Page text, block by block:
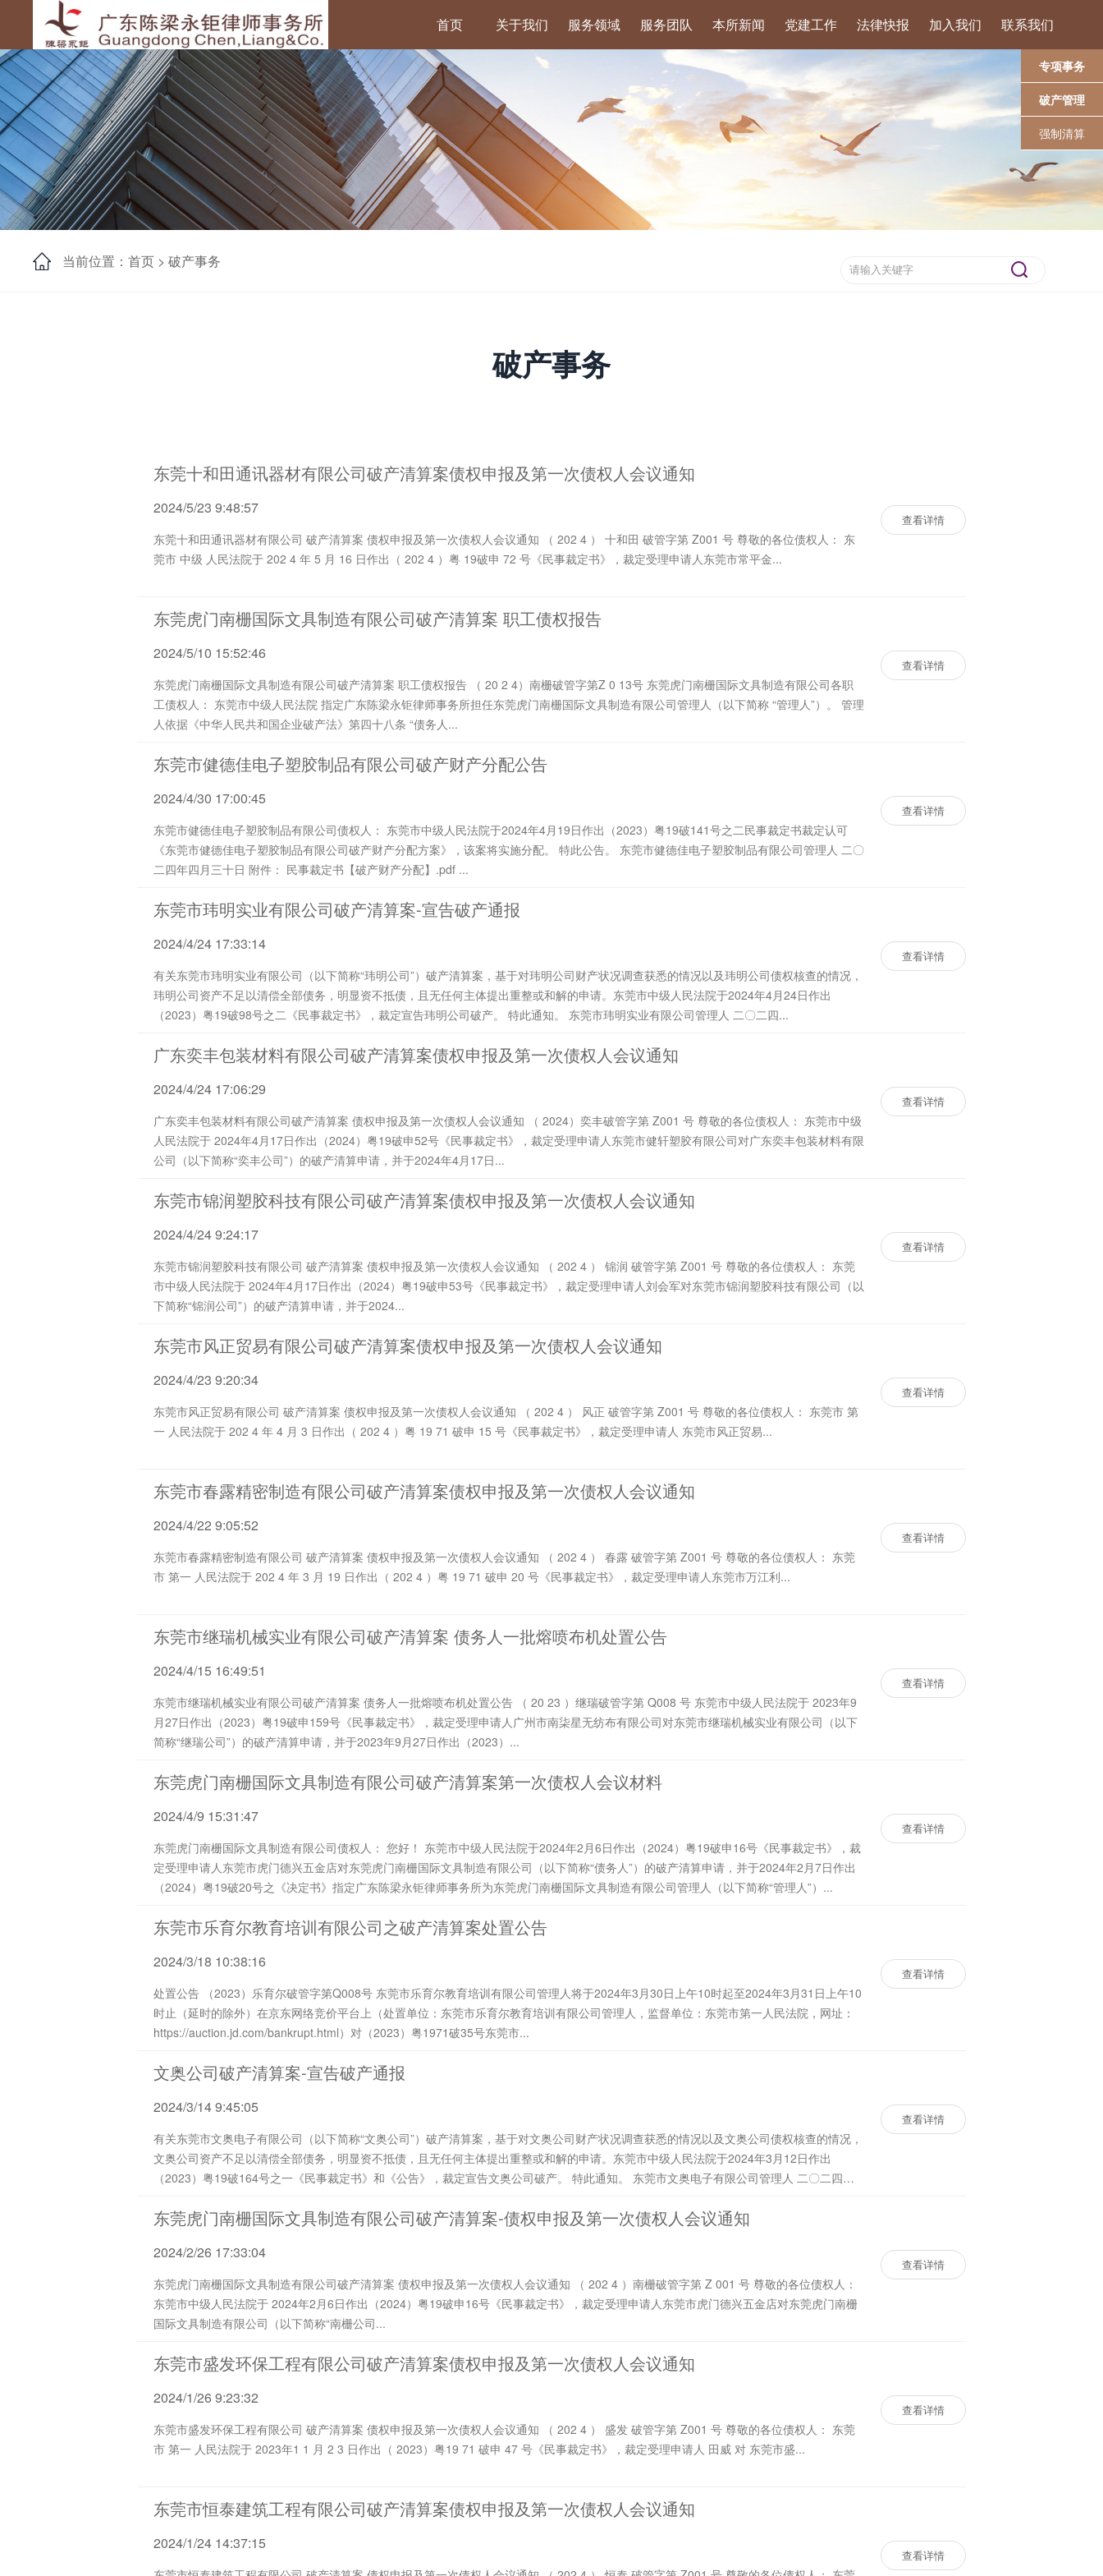
首页 关于我们 服务领域 服务团队 本所新闻 党建工作 法律快报 加入我们 联系我们
专项事务
破产管理
强制清算
当前位置：首页 > 破产事务
破产事务
东莞十和田通讯器材有限公司破产清算案债权申报及第一次债权人会议通知
2024/5/23 9:48:57
东莞十和田通讯器材有限公司 破产清算案 债权申报及第一次债权人会议通知 （ 202 4 ） 十和田 破管字第 Z001 号 尊敬的各位债权人： 东
莞市 中级 人民法院于 202 4 年 5 月 16 日作出（ 202 4 ）粤 19破申 72 号《民事裁定书》，裁定受理申请人东莞市常平金...
查看详情
东莞虎门南栅国际文具制造有限公司破产清算案 职工债权报告
2024/5/10 15:52:46
东莞虎门南栅国际文具制造有限公司破产清算案 职工债权报告 （ 20 2 4）南栅破管字第Z 0 13号 东莞虎门南栅国际文具制造有限公司各职
工债权人： 东莞市中级人民法院 指定广东陈梁永钜律师事务所担任东莞虎门南栅国际文具制造有限公司管理人（以下简称 “管理人”）。 管理
人依据《中华人民共和国企业破产法》第四十八条 “债务人...
查看详情
东莞市健德佳电子塑胶制品有限公司破产财产分配公告
2024/4/30 17:00:45
东莞市健德佳电子塑胶制品有限公司债权人： 东莞市中级人民法院于2024年4月19日作出（2023）粤19破141号之二民事裁定书裁定认可
《东莞市健德佳电子塑胶制品有限公司破产财产分配方案》，该案将实施分配。 特此公告。 东莞市健德佳电子塑胶制品有限公司管理人 二〇
二四年四月三十日 附件： 民事裁定书【破产财产分配】.pdf ...
查看详情
东莞市玮明实业有限公司破产清算案-宣告破产通报
2024/4/24 17:33:14
有关东莞市玮明实业有限公司（以下简称“玮明公司”）破产清算案，基于对玮明公司财产状况调查获悉的情况以及玮明公司债权核查的情况，
玮明公司资产不足以清偿全部债务，明显资不抵债，且无任何主体提出重整或和解的申请。东莞市中级人民法院于2024年4月24日作出
（2023）粤19破98号之二《民事裁定书》，裁定宣告玮明公司破产。 特此通知。 东莞市玮明实业有限公司管理人 二〇二四...
查看详情
广东奕丰包装材料有限公司破产清算案债权申报及第一次债权人会议通知
2024/4/24 17:06:29
广东奕丰包装材料有限公司破产清算案 债权申报及第一次债权人会议通知 （ 2024）奕丰破管字第 Z001 号 尊敬的各位债权人： 东莞市中级
人民法院于 2024年4月17日作出（2024）粤19破申52号《民事裁定书》，裁定受理申请人东莞市健轩塑胶有限公司对广东奕丰包装材料有限
公司（以下简称“奕丰公司”）的破产清算申请，并于2024年4月17日...
查看详情
东莞市锦润塑胶科技有限公司破产清算案债权申报及第一次债权人会议通知
2024/4/24 9:24:17
东莞市锦润塑胶科技有限公司 破产清算案 债权申报及第一次债权人会议通知 （ 202 4 ） 锦润 破管字第 Z001 号 尊敬的各位债权人： 东莞
市中级人民法院于 2024年4月17日作出（2024）粤19破申53号《民事裁定书》，裁定受理申请人刘会军对东莞市锦润塑胶科技有限公司（以
下简称“锦润公司”）的破产清算申请，并于2024...
查看详情
东莞市风正贸易有限公司破产清算案债权申报及第一次债权人会议通知
2024/4/23 9:20:34
东莞市风正贸易有限公司 破产清算案 债权申报及第一次债权人会议通知 （ 202 4 ） 风正 破管字第 Z001 号 尊敬的各位债权人： 东莞市 第
一 人民法院于 202 4 年 4 月 3 日作出（ 202 4 ）粤 19 71 破申 15 号《民事裁定书》，裁定受理申请人 东莞市风正贸易...
查看详情
东莞市春露精密制造有限公司破产清算案债权申报及第一次债权人会议通知
2024/4/22 9:05:52
东莞市春露精密制造有限公司 破产清算案 债权申报及第一次债权人会议通知 （ 202 4 ） 春露 破管字第 Z001 号 尊敬的各位债权人： 东莞
市 第一 人民法院于 202 4 年 3 月 19 日作出（ 202 4 ）粤 19 71 破申 20 号《民事裁定书》，裁定受理申请人东莞市万江利...
查看详情
东莞市继瑞机械实业有限公司破产清算案 债务人一批熔喷布机处置公告
2024/4/15 16:49:51
东莞市继瑞机械实业有限公司破产清算案 债务人一批熔喷布机处置公告 （ 20 23 ）继瑞破管字第 Q008 号 东莞市中级人民法院于 2023年9
月27日作出（2023）粤19破申159号《民事裁定书》，裁定受理申请人广州市南柒星无纺布有限公司对东莞市继瑞机械实业有限公司（以下
简称“继瑞公司”）的破产清算申请，并于2023年9月27日作出（2023）...
查看详情
东莞虎门南栅国际文具制造有限公司破产清算案第一次债权人会议材料
2024/4/9 15:31:47
东莞虎门南栅国际文具制造有限公司债权人： 您好！ 东莞市中级人民法院于2024年2月6日作出（2024）粤19破申16号《民事裁定书》，裁
定受理申请人东莞市虎门德兴五金店对东莞虎门南栅国际文具制造有限公司（以下简称“债务人”）的破产清算申请，并于2024年2月7日作出
（2024）粤19破20号之《决定书》指定广东陈梁永钜律师事务所为东莞虎门南栅国际文具制造有限公司管理人（以下简称“管理人”）...
查看详情
东莞市乐育尔教育培训有限公司之破产清算案处置公告
2024/3/18 10:38:16
处置公告 （2023）乐育尔破管字第Q008号 东莞市乐育尔教育培训有限公司管理人将于2024年3月30日上午10时起至2024年3月31日上午10
时止（延时的除外）在京东网络竞价平台上（处置单位：东莞市乐育尔教育培训有限公司管理人，监督单位：东莞市第一人民法院，网址：
https://auction.jd.com/bankrupt.html）对（2023）粤1971破35号东莞市...
查看详情
文奥公司破产清算案-宣告破产通报
2024/3/14 9:45:05
有关东莞市文奥电子有限公司（以下简称“文奥公司”）破产清算案，基于对文奥公司财产状况调查获悉的情况以及文奥公司债权核查的情况，
文奥公司资产不足以清偿全部债务，明显资不抵债，且无任何主体提出重整或和解的申请。东莞市中级人民法院于2024年3月12日作出
（2023）粤19破164号之一《民事裁定书》和《公告》，裁定宣告文奥公司破产。 特此通知。 东莞市文奥电子有限公司管理人 二〇二四年
查看详情
东莞虎门南栅国际文具制造有限公司破产清算案-债权申报及第一次债权人会议通知
2024/2/26 17:33:04
东莞虎门南栅国际文具制造有限公司破产清算案 债权申报及第一次债权人会议通知 （ 202 4 ）南栅破管字第 Z 001 号 尊敬的各位债权人：
东莞市中级人民法院于 2024年2月6日作出（2024）粤19破申16号《民事裁定书》，裁定受理申请人东莞市虎门德兴五金店对东莞虎门南栅
国际文具制造有限公司（以下简称“南栅公司...
查看详情
东莞市盛发环保工程有限公司破产清算案债权申报及第一次债权人会议通知
2024/1/26 9:23:32
东莞市盛发环保工程有限公司 破产清算案 债权申报及第一次债权人会议通知 （ 202 4 ） 盛发 破管字第 Z001 号 尊敬的各位债权人： 东莞
市 第一 人民法院于 2023年1 1 月 2 3 日作出（ 2023）粤19 71 破申 47 号《民事裁定书》，裁定受理申请人 田威 对 东莞市盛...
查看详情
东莞市恒泰建筑工程有限公司破产清算案债权申报及第一次债权人会议通知
2024/1/24 14:37:15
查看详情